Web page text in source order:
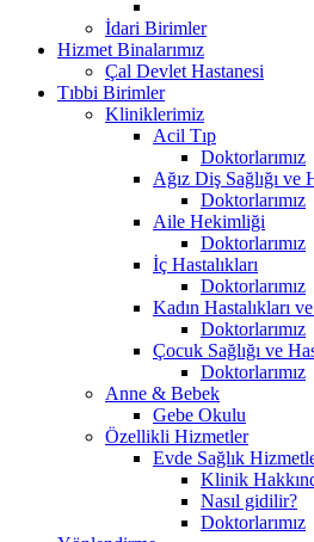
İdari Birimler
Hizmet Binalarımız
Çal Devlet Hastanesi
Tıbbi Birimler
Kliniklerimiz
Acil Tıp
Doktorlarımız
Ağız Diş Sağlığı ve
Doktorlarımız
Aile Hekimliği
Doktorlarımız
İç Hastalıkları
Doktorlarımız
Kadın Hastalıkları
Doktorlarımız
Çocuk Sağlığı ve
Doktorlarımız
Anne & Bebek
Gebe Okulu
Özellikli Hizmetler
Evde Sağlık
Klinik
Nasıl gidilir?
Doktorlarımız